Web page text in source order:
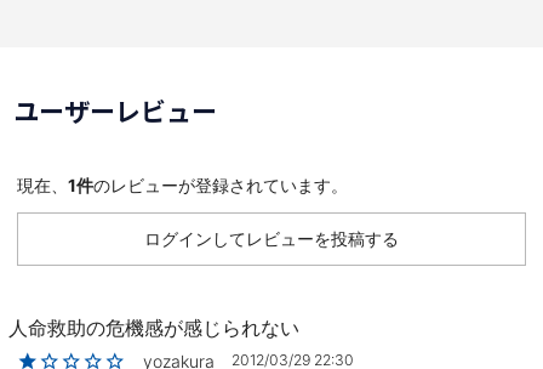
ユーザーレビュー
現在、 1件のレビューが登録されています。
ログインしてレビューを投稿する
人命救助の危機感が感じられない
★☆☆☆☆ yozakura 2012/03/29 22:30